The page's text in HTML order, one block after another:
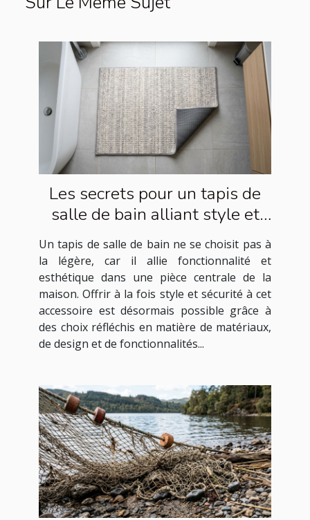
Les secrets pour un tapis de
salle de bain alliant style et
sécurité
Un tapis de salle de bain ne se choisit pas à
la légère, car il allie fonctionnalité et
esthétique dans une pièce centrale de la
maison. Offrir à la fois style et sécurité à cet
accessoire est désormais possible grâce à
des choix réfléchis en matière de matériaux,
de design et de fonctionnalités...